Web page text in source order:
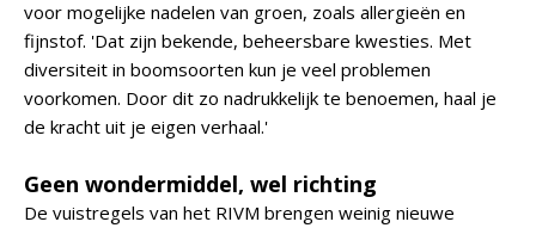
voor mogelijke nadelen van groen, zoals allergieën en
fijnstof. 'Dat zijn bekende, beheersbare kwesties. Met
diversiteit in boomsoorten kun je veel problemen
voorkomen. Door dit zo nadrukkelijk te benoemen, haal je
de kracht uit je eigen verhaal.'
Geen wondermiddel, wel richting
De vuistregels van het RIVM brengen weinig nieuwe